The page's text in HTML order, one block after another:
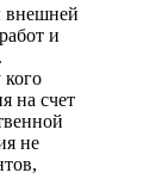
внешней
и
на счет
не